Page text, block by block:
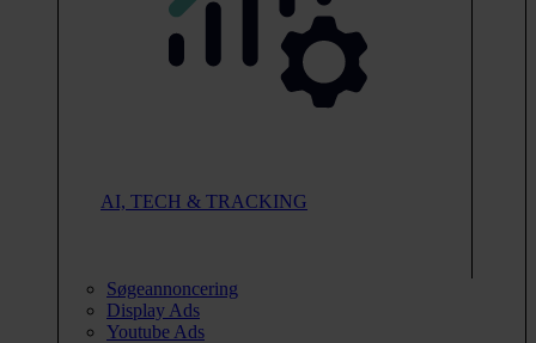
AI, TECH & TRACKING
Søgeannoncering
Display Ads
Youtube Ads